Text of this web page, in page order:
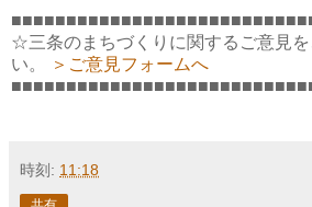
☆三条のまちづくりに関するご意見を
い。
＞ご意見フォームへ
時刻: 11:18